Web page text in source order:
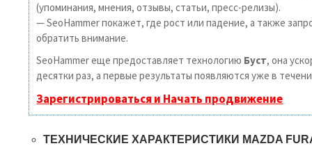
(упоминания, мнения, отзывы, статьи, пресс-релизы).
— SeoHammer покажет, где рост или падение, а также
обратить внимание.
SeoHammer еще предоставляет технологию Буст, она
десятки раз, а первые результаты появляются уже в
Зарегистрироваться и Начать продвижение
ТЕХНИЧЕСКИЕ ХАРАКТЕРИСТИКИ MAZDA